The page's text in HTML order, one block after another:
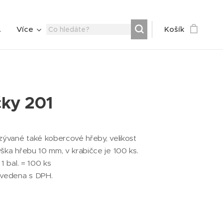
Více Košík
201
také kobercové hřeby, velikost
hřebu 10 mm, v krabičce je 100 ks.
bal. = 100 ks
s DPH.